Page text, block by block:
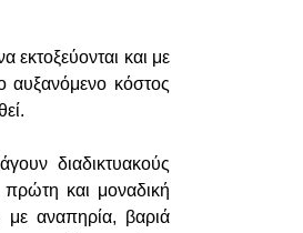
εκτοξεύονται και με
αυξανόμενο κόστος
διαδικτυακούς
και μοναδική
με αναπηρία, βαριά